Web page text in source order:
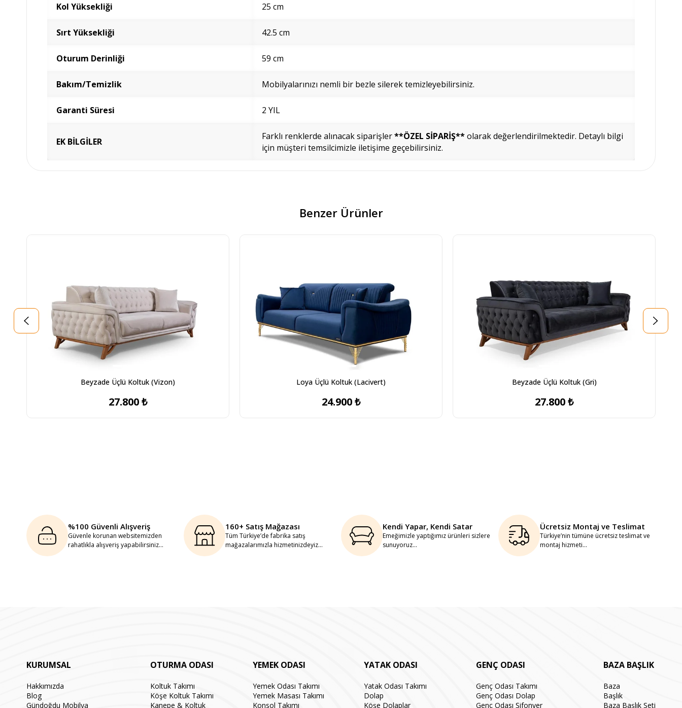
Kol Yüksekliği 25 cm
Sırt Yüksekliği 42.5 cm
Oturum Derinliği 59 cm
Bakım/Temizlik Mobilyalarınızı nemli bir bezle silerek temizleyebilirsiniz.
Garanti Süresi 2 YIL
EK BİLGİLER Farklı renklerde alınacak siparişler**ÖZEL SİPARİŞ**olarak değerlendirilmektedir. Detaylı bilgi
için müşteri temsilcimizle iletişime geçebilirsiniz.
Benzer Ürünler
Beyzade Üçlü Koltuk (Vizon)
27.800 ₺
Loya Üçlü Koltuk (Lacivert)
24.900 ₺
Beyzade Üçlü Koltuk (Gri)
27.800 ₺
%100 Güvenli Alışveriş
Güvenle korunan websitemizden
rahatlıkla alışveriş yapabilirsiniz...
160+ Satış Mağazası
Tüm Türkiye’de fabrika satış
mağazalarımızla hizmetinizdeyiz...
Kendi Yapar, Kendi Satar
Emeğimizle yaptığımız ürünleri sizlere
sunuyoruz...
Ücretsiz Montaj ve Teslimat
Türkiye’nin tümüne ücretsiz teslimat ve
montaj hizmeti...
KURUMSAL
Hakkımızda
Blog
Gündoğdu Mobilya
OTURMA ODASI
Koltuk Takımı
Köşe Koltuk Takımı
Kanepe & Koltuk
YEMEK ODASI
Yemek Odası Takımı
Yemek Masası Takımı
Konsol Takımı
YATAK ODASI
Yatak Odası Takımı
Dolap
Köşe Dolaplar
GENÇ ODASI
Genç Odası Takımı
Genç Odası Dolap
Genç Odası Şifonyer
BAZA BAŞLIK
Baza
Başlık
Baza Başlık Seti